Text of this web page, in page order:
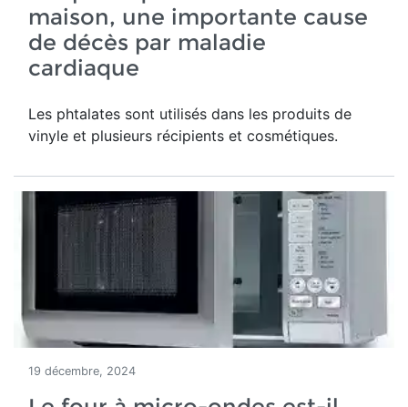
maison, une importante cause
de décès par maladie
cardiaque
Les phtalates sont utilisés dans les produits de
vinyle et plusieurs récipients et cosmétiques.
19 décembre, 2024